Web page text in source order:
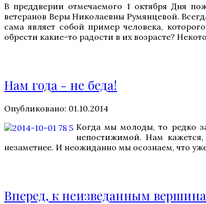
В преддверии отмечаемого 1 октября Дня
ветеранов Веры Николаевны Румянцевой.
сама являет собой пример человека,
обрести какие-то радости в их возрасте?
Нам года - не беда!
Опубликовано: 01.10.2014
Когда мы молоды, то редко
непостижимой. Нам
незаметнее. И неожиданно мы осознаем, что
Вперед, к неизведанным